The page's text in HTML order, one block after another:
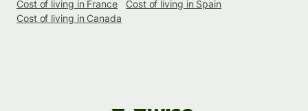
Cost of living in France
Cost of living in Spain
Cost of living in Canada